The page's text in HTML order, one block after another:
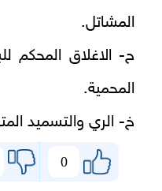
المشاتل.
ح- الاغلاق المحكم
المحمية.
خ- الري والتسميد
0